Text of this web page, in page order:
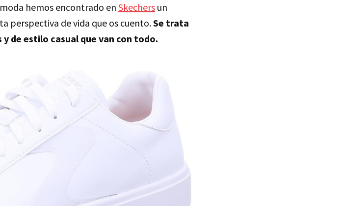
hemos encontrado en Skechers un
perspectiva de vida que os cuento.Se trata
de estilo casual que van con todo.